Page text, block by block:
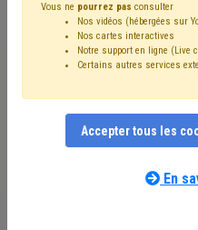
⇒ Parc naturel (retirer le mot clé
Agriculture(1) Déchet(1)
Paysage
(1) Protection de la
Biodiversité(1)
Nos experts
(merci
Vous ne pourrez pas consulter
Nos vidéos (hébergées sur
Nos cartes interactives
Notre support en ligne (Live
Certains autres services
Accepter tous les
En